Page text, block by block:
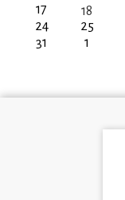
17
18
24
25
31
1